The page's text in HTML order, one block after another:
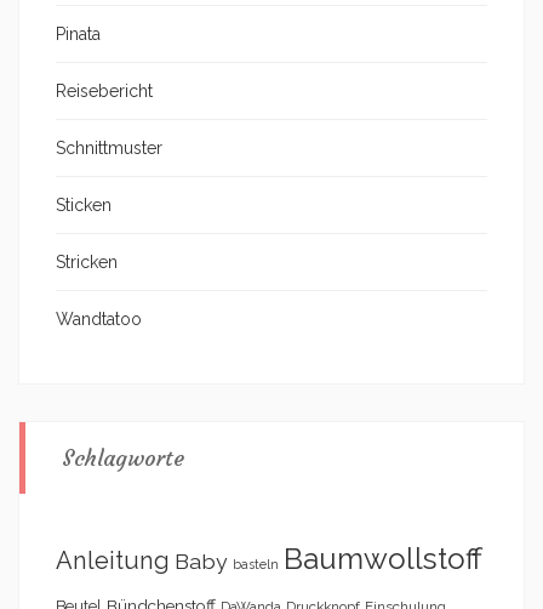
Pinata
Reisebericht
Schnittmuster
Sticken
Stricken
Wandtatoo
Schlagworte
Anleitung Baby basteln Baumwollstoff